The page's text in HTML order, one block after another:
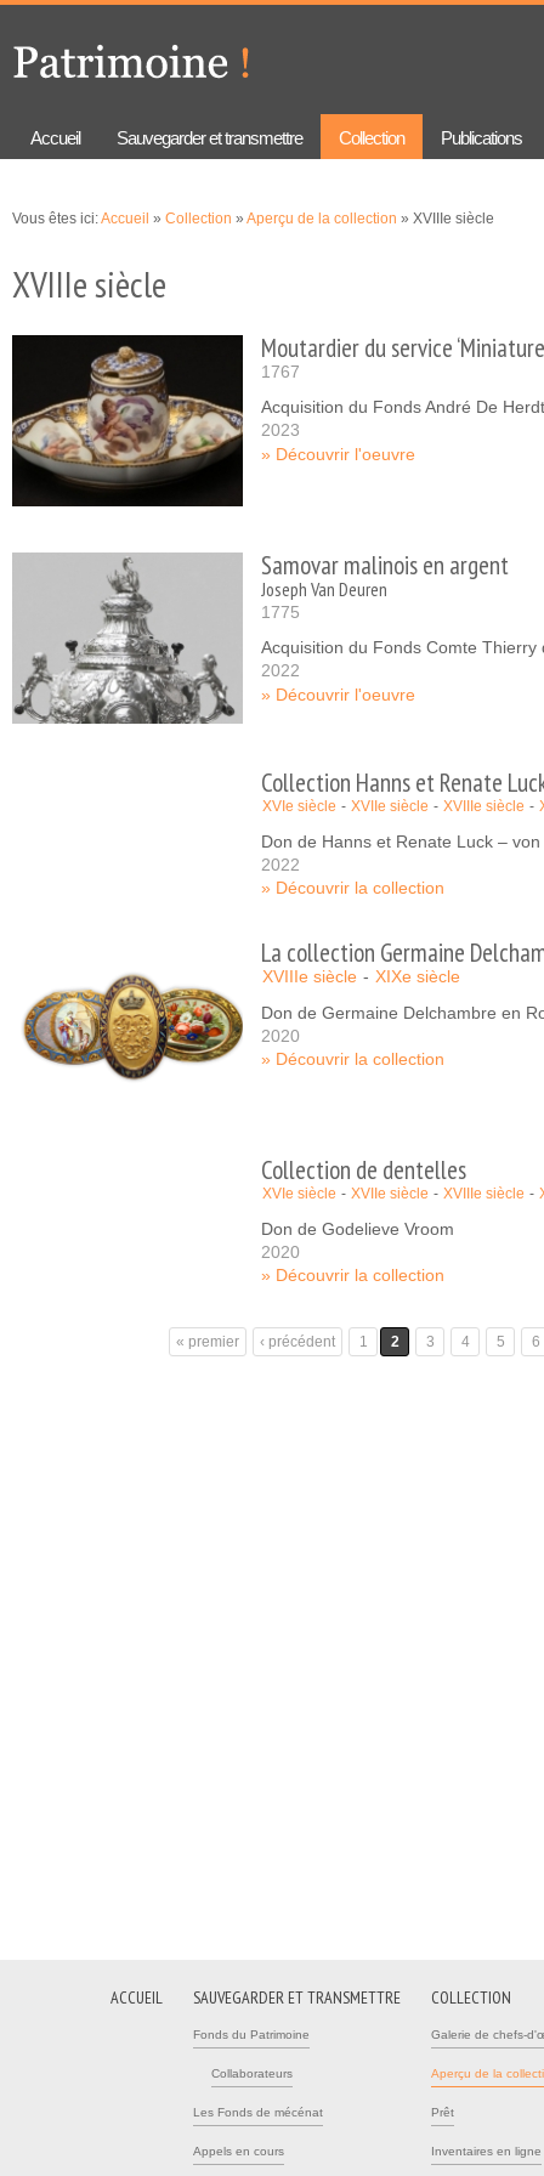
principal
Accueil Sauvegarder et transmettre Collection Publications
Vous êtes ici:Accueil » Collection » Aperçu de la collection » XVIIIe siècle
XVIIIe siècle
Moutardier du service
1767
Acquisition du Fonds André De Herdt
2023
Découvrir l'oeuvre
Samovar malinois en argent
Joseph Van Deuren
1775
Acquisition du Fonds Comte Thierry
2022
Découvrir l'oeuvre
Collection Hanns et Renate
XVIe siècle XVIIe siècle XVIIIe siècle
Don de Hanns et Renate Luck –
2022
Découvrir la collection
La collection Germaine
XVIIIe siècle
XIXe siècle
Don de Germaine Delchambre en
2020
Découvrir la collection
Collection de dentelles
XVIe siècle XVIIe siècle XVIIIe siècle
Don de Godelieve Vroom
2020
Découvrir la collection
« premier ‹ précédent 1 2 3 4 5 6
ACCUEIL SAUVEGARDER ET TRANSMETTRE
Fonds du Patrimoine
Collaborateurs
Les Fonds de mécénat
Appels en cours
COLLECTION
Galerie de chefs-
Aperçu de la
Prêt
Inventaires en ligne